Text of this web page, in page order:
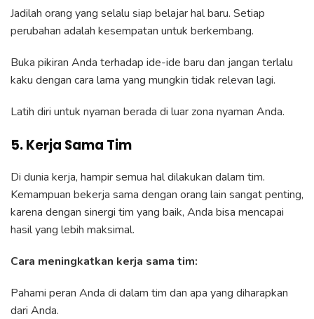
Jadilah orang yang selalu siap belajar hal baru. Setiap
perubahan adalah kesempatan untuk berkembang.
Buka pikiran Anda terhadap ide-ide baru dan jangan terlalu
kaku dengan cara lama yang mungkin tidak relevan lagi.
Latih diri untuk nyaman berada di luar zona nyaman Anda.
5. Kerja Sama Tim
Di dunia kerja, hampir semua hal dilakukan dalam tim.
Kemampuan bekerja sama dengan orang lain sangat penting,
karena dengan sinergi tim yang baik, Anda bisa mencapai
hasil yang lebih maksimal.
Cara meningkatkan kerja sama tim:
Pahami peran Anda di dalam tim dan apa yang diharapkan
dari Anda.